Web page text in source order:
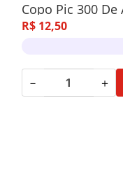
R$ 12,50
－ ＋